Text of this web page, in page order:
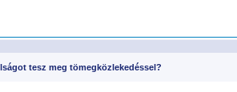
tesz meg tömegközlekedéssel?